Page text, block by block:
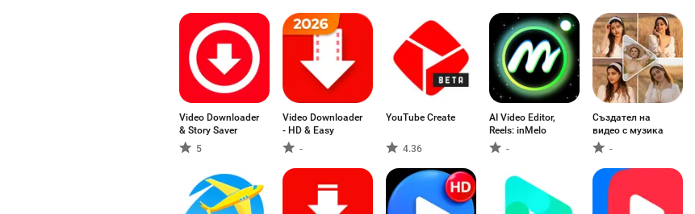
Video Downloader
& Story Saver
5
Video Downloader
- HD & Easy
-
YouTube Create
4.36
AI Video Editor,
Reels: inMelo
-
Създател на
видео с музика
-